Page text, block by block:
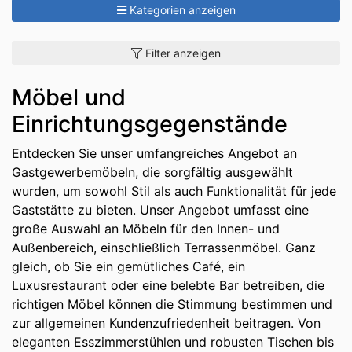
Kategorien anzeigen
Filter anzeigen
Möbel und
Einrichtungsgegenstände
Entdecken Sie unser umfangreiches Angebot an
Gastgewerbemöbeln, die sorgfältig ausgewählt
wurden, um sowohl Stil als auch Funktionalität für jede
Gaststätte zu bieten. Unser Angebot umfasst eine
große Auswahl an Möbeln für den Innen- und
Außenbereich, einschließlich Terrassenmöbel. Ganz
gleich, ob Sie ein gemütliches Café, ein
Luxusrestaurant oder eine belebte Bar betreiben, die
richtigen Möbel können die Stimmung bestimmen und
zur allgemeinen Kundenzufriedenheit beitragen. Von
eleganten Esszimmerstühlen und robusten Tischen bis